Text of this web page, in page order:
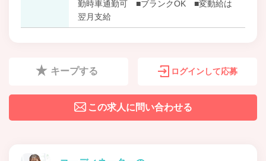
勤時車通勤可 ■ブランクOK ■変動給は
翌月支給
キープする ログインして応募
この求人に問い合わせる